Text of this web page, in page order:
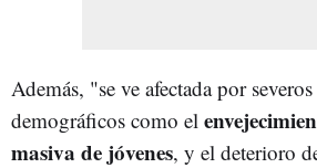
Además, "se ve afectada por
demográficos como el
masiva de jóvenes, y el deterioro